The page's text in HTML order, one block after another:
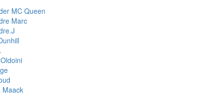
MC Queen
Marc
Maack